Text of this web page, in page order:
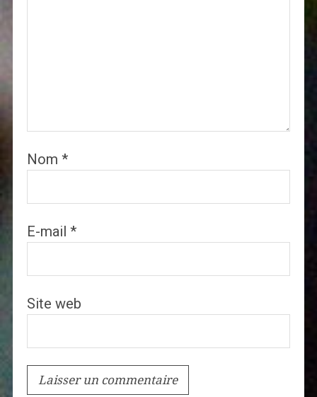
Nom *
E-mail *
Site web